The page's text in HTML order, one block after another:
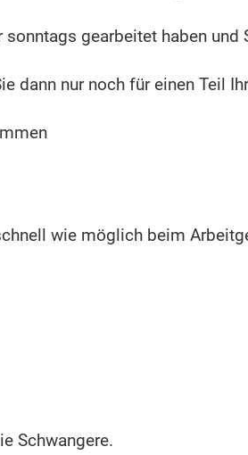
gearbeitet haben und
dann nur noch für einen Teil
wie möglich beim
Schwangere.